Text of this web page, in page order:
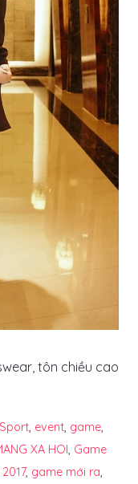
tôn chiều cao
, event, game,
XA HOI, Game
, game mới ra,